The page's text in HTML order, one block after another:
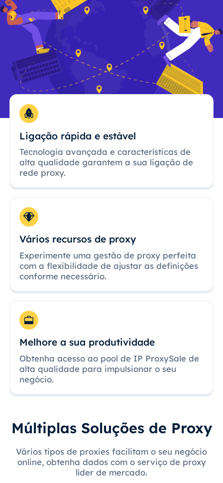
Ligação rápida e estável
Tecnologia avançada e características de
alta qualidade garantem a sua ligação de
rede proxy.
Vários recursos de proxy
Experimente uma gestão de proxy perfeita
com a flexibilidade de ajustar as definições
conforme necessário.
Melhore a sua produtividade
Obtenha acesso ao pool de IP ProxySale de
alta qualidade para impulsionar o seu
negócio.
Múltiplas Soluções de Proxy
Vários tipos de proxies facilitam o seu negócio
online, obtenha dados com o serviço de proxy
líder de mercado.